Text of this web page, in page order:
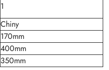
1
Chiny
170mm
400mm
350mm